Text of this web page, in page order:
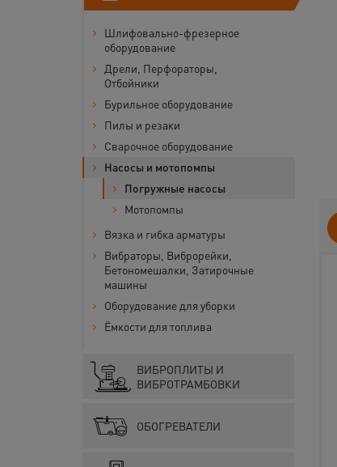
Шлифовально-фрезерное
оборудование
Дрели, Перфораторы,
Отбойники
Бурильное оборудование
Пилы и резаки
Сварочное оборудование
Насосы и мотопомпы
Погружные насосы
Мотопомпы
Вязка и гибка арматуры
Вибраторы, Виброрейки,
Бетономешалки, Затирочные
машины
Оборудование для уборки
Ёмкости для топлива
ВИБРОПЛИТЫ И
ВИБРОТРАМБОВКИ
ОБОГРЕВАТЕЛИ